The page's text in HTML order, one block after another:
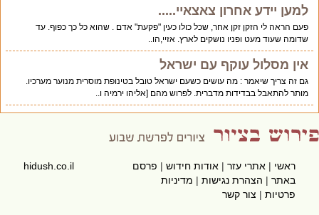
למען יידע אחרון צאצאיי.....
פעם הראה לי הזקן זקן אחר, שכל כולו כעין "פקעת" אדם . שהוא כל כך כפוף. עד
שדומה שעוד מעט ופניו נושקים לארץ. אזיי,הו..
אין מסלול עוקף עם ישראל
גם זה צריך שיאמר : מה עושים כשעם ישראל טובל בטינופת מוסרית מנוער מערכיו.
מותר להתאבל בבדידות מדברית. לפרוש מהם [אליהו ירמיה ו..
ראשי|אתרי עזר|אודות חידוש|פרסם
באתר|הצהרת נגישות|מדיניות
פרטיות|צור קשר
hidush.co.il